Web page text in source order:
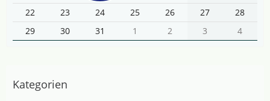
22
23 24 25 26 27
28
29
30 31 1 2 3 4
Kategorien